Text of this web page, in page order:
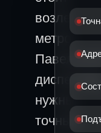
возле
метро
диспетчеру
нужны
точный